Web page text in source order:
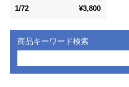
1/72
¥3,800
商品キーワード検索